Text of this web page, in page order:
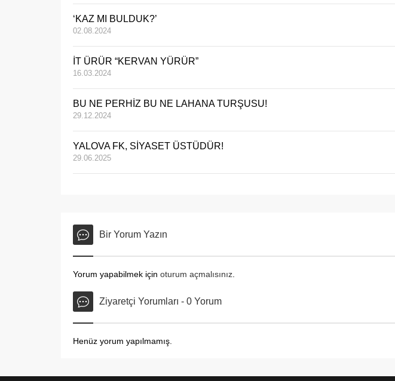
‘KAZ MI BULDUK?’
02.08.2024
İT ÜRÜR “KERVAN YÜRÜR”
16.03.2024
BU NE PERHİZ BU NE LAHANA TURŞUSU!
29.12.2024
YALOVA FK, SİYASET ÜSTÜDÜR!
29.06.2025
Bir Yorum Yazın
Yorum yapabilmek için oturum açmalısınız.
Ziyaretçi Yorumları - 0 Yorum
Henüz yorum yapılmamış.